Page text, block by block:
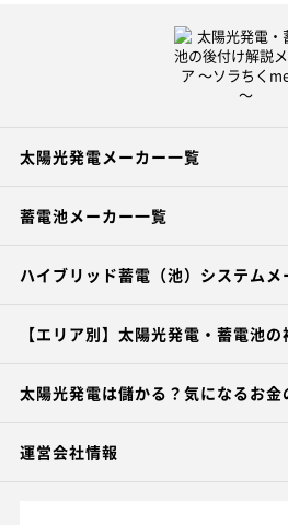
太陽光発電メーカー一覧
蓄電池メーカー一覧
ハイブリッド蓄電（池）システムメ
【エリア別】太陽光発電・蓄電池
太陽光発電は儲かる？気になるお金
運営会社情報